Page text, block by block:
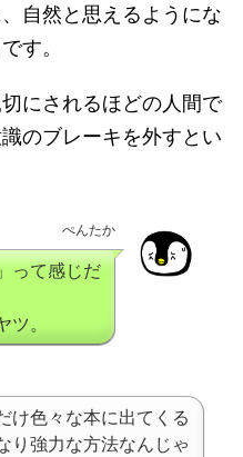
自然と思えるようにな
す。
にされるほどの人間で
のブレーキを外すとい
ぺんたか
って感じだ
。
け色々な本に出てくる
り強力な方法なんじゃ